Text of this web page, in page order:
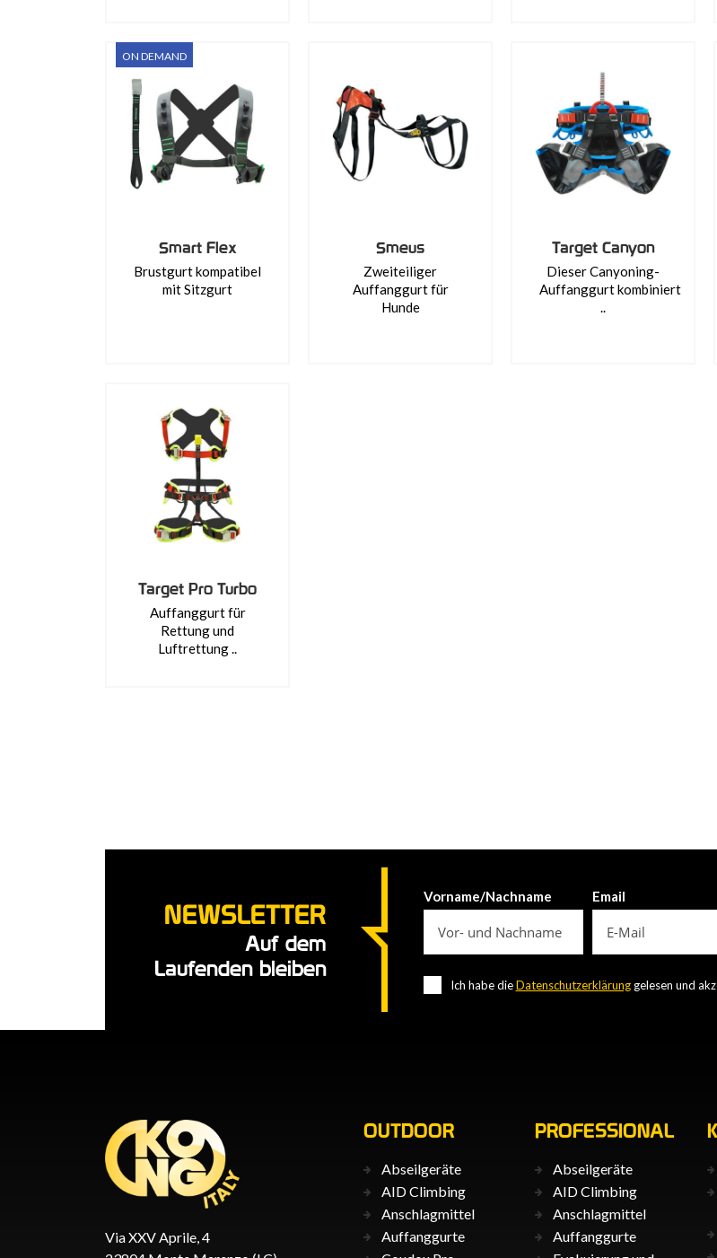
ON DEMAND
Smart Flex
Brustgurt kompatibel
mit Sitzgurt
Smeus
Zweiteiliger
Auffanggurt für
Hunde
Target Canyon
Dieser Canyoning-
Auffanggurt kombiniert
..
Target Pro Turbo
Auffanggurt für
Rettung und
Luftrettung ..
NEWSLETTER
Auf dem
Laufenden bleiben
Vorname/Nachname Email
Ich habe dieDatenschutzerklärunggelesen und
Via XXV Aprile, 4
OUTDOOR
Abseilgeräte
AID Climbing
Anschlagmittel
Auffanggurte
PROFESSIONAL
Abseilgeräte
AID Climbing
Anschlagmittel
Auffanggurte